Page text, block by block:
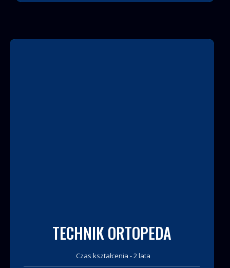
TECHNIK ORTOPEDA
Czas kształcenia - 2 lata